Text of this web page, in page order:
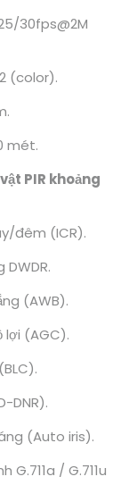
30fps@2M
(color).
mét.
PIR khoảng
đêm (ICR).
(AWB).
lợi (AGC).
DNR).
(Auto iris).
/ G.711u